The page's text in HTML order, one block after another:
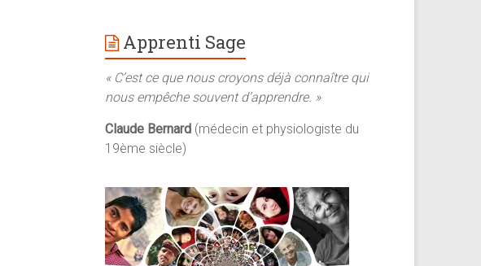
Apprenti Sage
« C’est ce que nous croyons déjà connaître qui
nous empêche souvent d’apprendre. »
Claude Bernard (médecin et physiologiste du
19ème siècle)